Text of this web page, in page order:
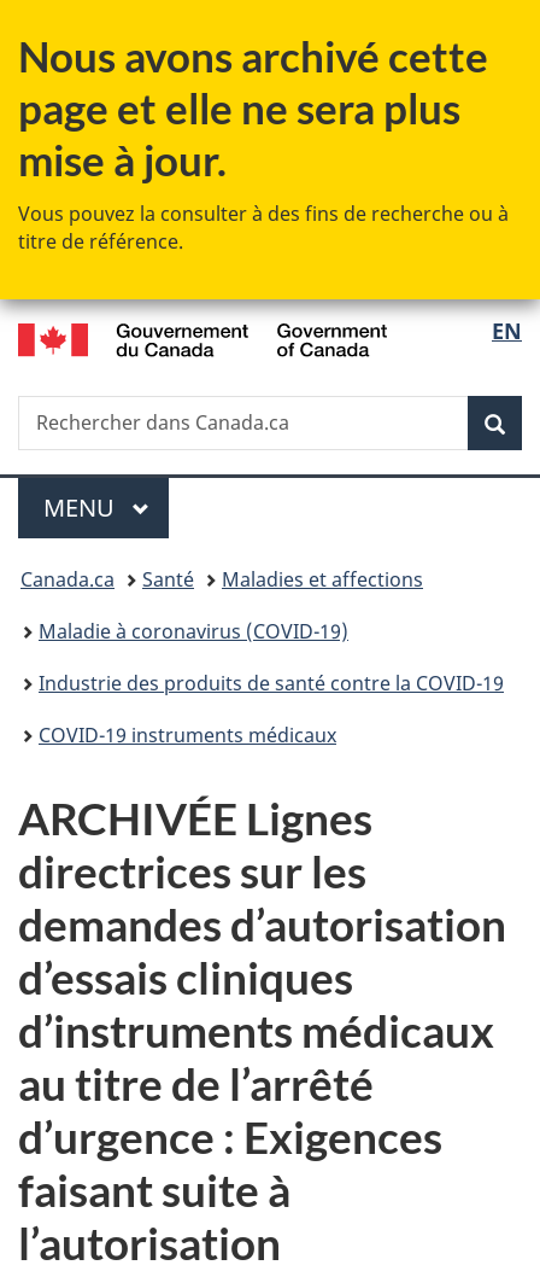
au
principal
à
Au
»
à
version
Nous avons archivé cette
page et elle ne sera plus
mise à jour.
Vous pouvez la consulter à des fins de recherche ou à
titre de référence.
de
la
EN
Recherche
Rechercher
dans
Menu
MENU PRINCIPAL
Vous
êtes
ici :
Canada.ca Santé
Maladies et affections
Maladie à coronavirus (COVID-19)
Industrie des produits de santé contre la COVID-19
COVID-19 instruments médicaux
ARCHIVÉE Lignes
directrices sur les
demandes d’autorisation
d’essais cliniques
d’instruments médicaux
au titre de l’arrêté
d’urgence : Exigences
faisant suite à
l’autorisation